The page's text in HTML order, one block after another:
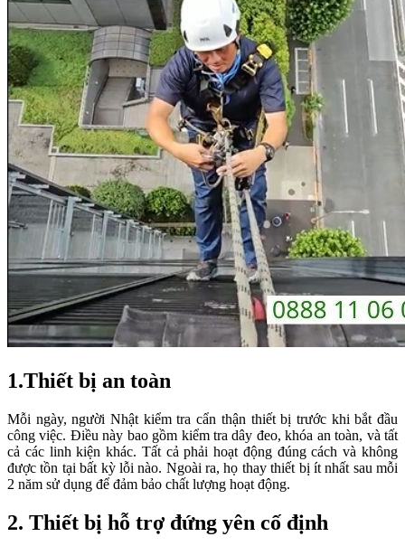
1.Thiết bị an toàn
Mỗi ngày, người Nhật kiểm tra cẩn thận thiết bị trước khi bắt đầu
công việc. Điều này bao gồm kiểm tra dây đeo, khóa an toàn, và tất
cả các linh kiện khác. Tất cả phải hoạt động đúng cách và không
được tồn tại bất kỳ lỗi nào. Ngoài ra, họ thay thiết bị ít nhất sau mỗi
2 năm sử dụng để đảm bảo chất lượng hoạt động.
2. Thiết bị hỗ trợ đứng yên cố định